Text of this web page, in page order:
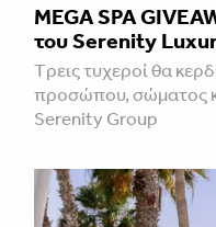
MEGA SPA
του Serenity
Tρεις τυχεροί θα
προσώπου, σώματος
Serenity Group